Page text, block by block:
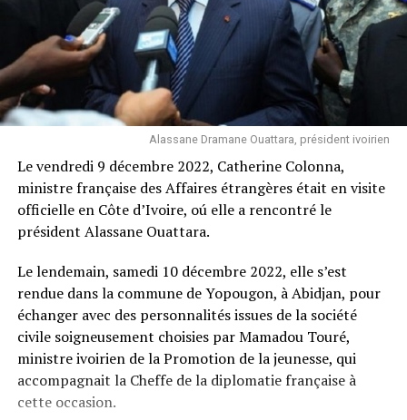
Alassane Dramane Ouattara, président ivoirien
Le vendredi 9 décembre 2022, Catherine Colonna,
ministre française des Affaires étrangères était en visite
officielle en Côte d’Ivoire, oú elle a rencontré le
président Alassane Ouattara.
Le lendemain, samedi 10 décembre 2022, elle s’est
rendue dans la commune de Yopougon, à Abidjan, pour
échanger avec des personnalités issues de la société
civile soigneusement choisies par Mamadou Touré,
ministre ivoirien de la Promotion de la jeunesse, qui
accompagnait la Cheffe de la diplomatie française à
cette occasion.